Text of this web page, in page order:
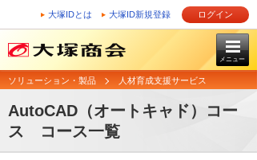
大塚IDとは 大塚ID新規登録 ログイン
メニュー
ソリューション・製品 人材育成支援サービス
AutoCAD（オートキャド）コー
ス コース一覧